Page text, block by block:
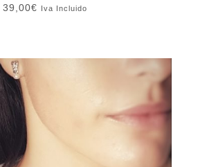
39,00€ Iva Incluido